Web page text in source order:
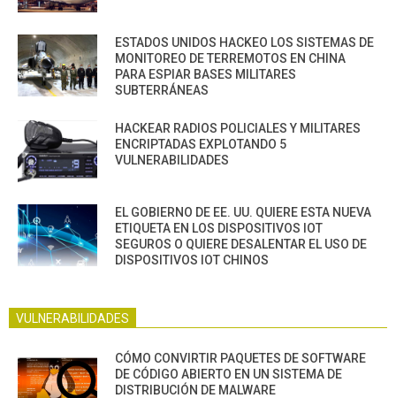
ESTADOS UNIDOS HACKEO LOS SISTEMAS DE
MONITOREO DE TERREMOTOS EN CHINA
PARA ESPIAR BASES MILITARES
SUBTERRÁNEAS
HACKEAR RADIOS POLICIALES Y MILITARES
ENCRIPTADAS EXPLOTANDO 5
VULNERABILIDADES
EL GOBIERNO DE EE. UU. QUIERE ESTA NUEVA
ETIQUETA EN LOS DISPOSITIVOS IOT
SEGUROS O QUIERE DESALENTAR EL USO DE
DISPOSITIVOS IOT CHINOS
VULNERABILIDADES
CÓMO CONVIRTIR PAQUETES DE SOFTWARE
DE CÓDIGO ABIERTO EN UN SISTEMA DE
DISTRIBUCIÓN DE MALWARE